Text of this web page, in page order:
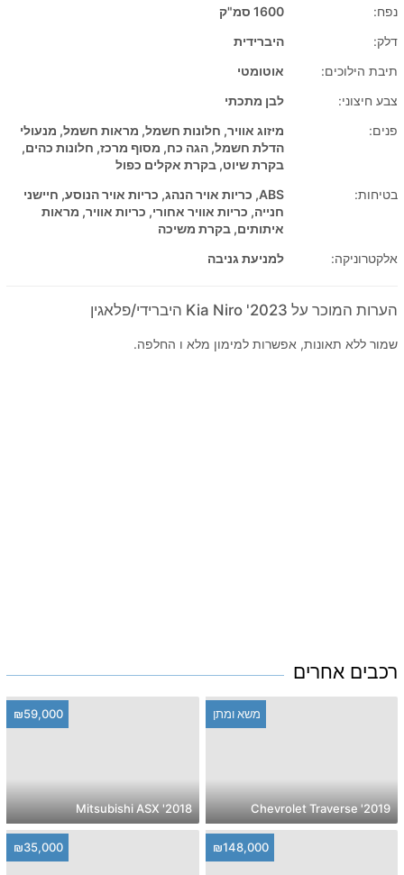
נפח:
1600 סמ"ק
דלק:
היברידית
תיבת הילוכים:
אוטומטי
צבע חיצוני:
לבן מתכתי
פנים:
מיזוג אוויר, חלונות חשמל, מראות חשמל, מנעולי
הדלת חשמל, הגה כח, מסוף מרכז, חלונות כהים,
בקרת שיוט, בקרת אקלים כפול
בטיחות:
ABS, כריות אויר הנהג, כריות אויר הנוסע, חיישני
חנייה, כריות אוויר אחורי, כריות אוויר, מראות
איתותים, בקרת משיכה
אלקטרוניקה:
למניעת גניבה
הערות המוכר על 2023' Kia Niro היברידי/פלאגין
שמור ללא תאונות, אפשרות למימון מלא ו החלפה.
רכבים אחרים
משא ומתן
2019' Chevrolet Traverse
₪59,000
2018' Mitsubishi ASX
₪148,000
₪35,000